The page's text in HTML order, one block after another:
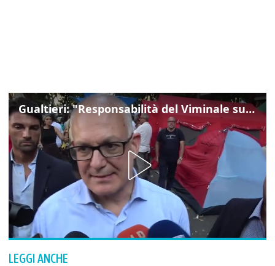
Gualtieri: "Responsabilità del Viminale su Spin Time? La posizione dei partiti è nota"
LEGGI ANCHE